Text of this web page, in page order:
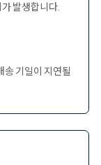
발생합니다.
송 기일이 지연될